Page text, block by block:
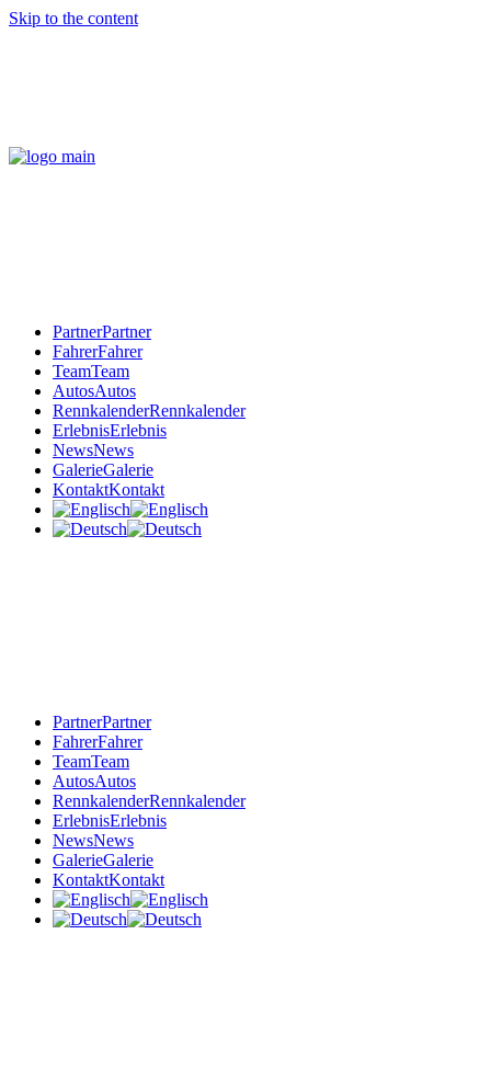
Skip to the content
PartnerPartner
FahrerFahrer
TeamTeam
AutosAutos
RennkalenderRennkalender
ErlebnisErlebnis
NewsNews
GalerieGalerie
KontaktKontakt
PartnerPartner
FahrerFahrer
TeamTeam
AutosAutos
RennkalenderRennkalender
ErlebnisErlebnis
NewsNews
GalerieGalerie
KontaktKontakt